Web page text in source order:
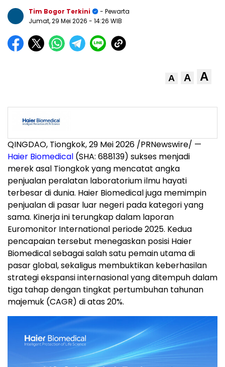
Tim Bogor Terkini
- Pewarta
Jumat, 29 Mei 2026 - 14:26 WIB
A A A
QINGDAO, Tiongkok, 29 Mei 2026 /PRNewswire/ —
Haier Biomedical (SHA: 688139) sukses menjadi
merek asal Tiongkok yang mencatat angka
penjualan peralatan laboratorium ilmu hayati
terbesar di dunia. Haier Biomedical juga memimpin
penjualan di pasar luar negeri pada kategori yang
sama. Kinerja ini terungkap dalam laporan
Euromonitor International periode 2025. Kedua
pencapaian tersebut menegaskan posisi Haier
Biomedical sebagai salah satu pemain utama di
pasar global, sekaligus membuktikan keberhasilan
strategi ekspansi internasional yang ditempuh dalam
tiga tahap dengan tingkat pertumbuhan tahunan
majemuk (CAGR) di atas 20%.